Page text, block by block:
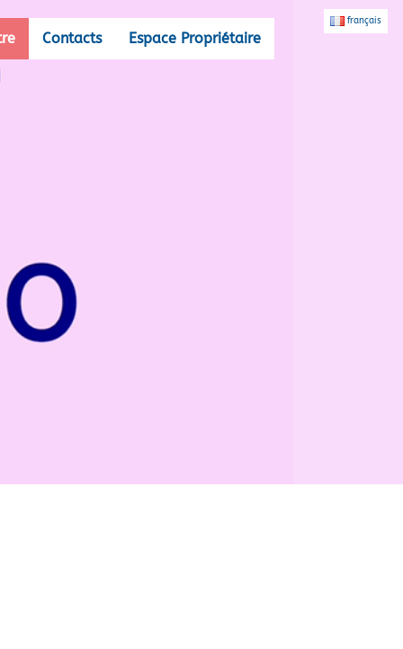
Contacts Espace Propriétaire
français